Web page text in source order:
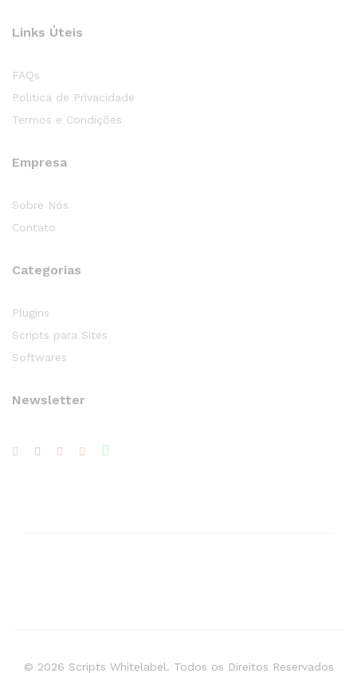
Links Úteis
FAQs
Politica de Privacidade
Termos e Condições
Empresa
Sobre Nós
Contato
Categorias
Plugins
Scripts para Sites
Softwares
Newsletter
© 2026 Scripts Whitelabel. Todos os Direitos Reservados